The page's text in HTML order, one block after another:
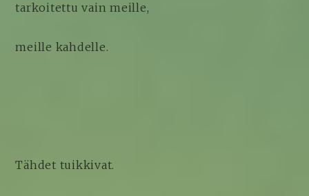
tarkoitettu vain meille,
meille kahdelle.
Tähdet tuikkivat.